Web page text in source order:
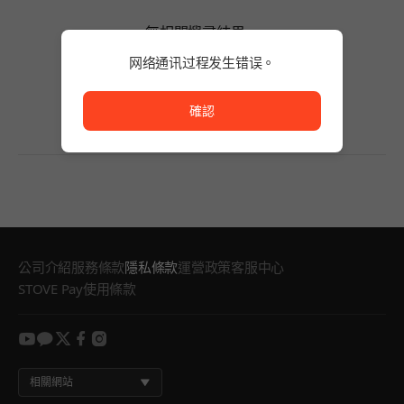
無相關搜尋結果。
請減少關鍵字的字數，或變更搜尋條件。
公司介紹服務條款隱私條款運營政策客服中心
STOVE Pay使用條款
youtube
kakao
twitter
facebook
instagram
相關網站
网络通讯过程发生错误。
確認